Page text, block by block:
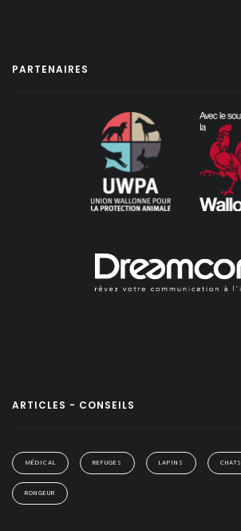
PARTENAIRES
ARTICLES - CONSEILS
MÉDICAL REFUGES LAPINS CHATS
RONGEUR